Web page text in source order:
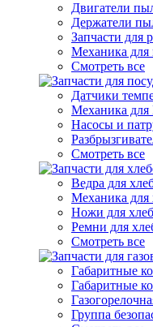
Двигатели
Держатели
Запчасти для
Механика для
Смотреть все
Датчики
Механика
Насосы и
Смотреть все
Ведра для
Механика для
Ножи для
Ремни для
Смотреть все
Габаритные
Габаритные
Группа